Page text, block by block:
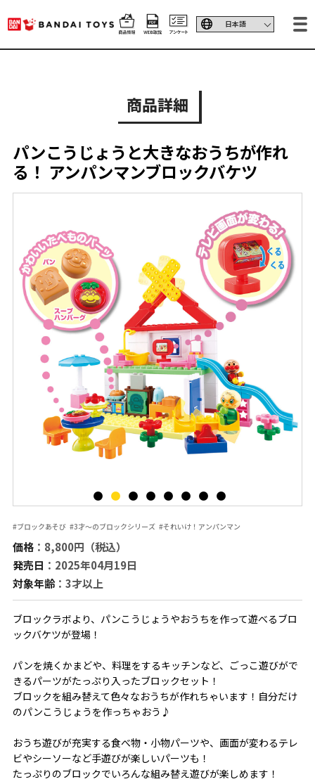
商品詳細
パンこうじょうと大きなおうちが作れ
る！ アンパンマンブロックバケツ
#ブロックあそび #3才～のブロックシリーズ #それいけ！アンパンマン
価格：8,800円（税込）
発売日 ：2025年04月19日
対象年齢：3才以上
ブロックラボより、パンこうじょうやおうちを作って遊べるブロ
ックバケツが登場！
パンを焼くかまどや、料理をするキッチンなど、ごっこ遊びがで
きるパーツがたっぷり入ったブロックセット！
ブロックを組み替えて色々なおうちが作れちゃいます！自分だけ
のパンこうじょうを作っちゃおう♪
おうち遊びが充実する食べ物・小物パーツや、画面が変わるテレ
ビやシーソーなど手遊びが楽しいパーツも！
たっぷりのブロックでいろんな組み替え遊びが楽しめます！